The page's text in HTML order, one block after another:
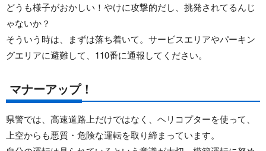
どうも様子がおかしい！やけに攻撃的だし、挑発されてるんじ
ゃないか？
そういう時は、まずは落ち着いて。サービスエリアやパーキン
グエリアに避難して、110番に通報してください。
マナーアップ！
県警では、高速道路上だけではなく、ヘリコプターを使って、
上空からも悪質・危険な運転を取り締まっています。